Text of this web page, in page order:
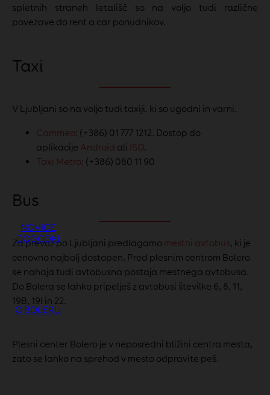
NOVICE
DOGODKI
O BOLERU
spletnih straneh letališč so na voljo tudi različne
povezave do rent a car ponudnikov.
Taxi
V Ljubljani so na voljo tudi taxiji, ki so ugodni in varni.
Cammeo: (+386) 01 777 1212. Dostop do
aplikacije Android ali ISO.
Taxi Metro: (+386) 080 11 90
Bus
Za prevoz po Ljubljani predlagamo mestni avtobus, ki je
cenovno najbolj dostopen. Pred plesnim centrom Bolero
se nahaja tudi avtobusna postaja mestnega avtobusa.
Do Bolera se lahko pripelješ z avtobusi številke 6, 8, 11,
19B, 19I in 22.
Plesni center Bolero je v neposredni bližini centra mesta,
zato se lahko na sprehod v mesto odpravite peš.